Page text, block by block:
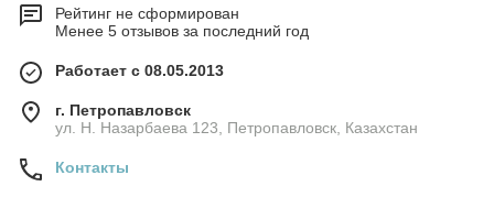
Рейтинг не сформирован
Менее 5 отзывов за последний год
Работает с 08.05.2013
г. Петропавловск
ул. Н. Назарбаева 123, Петропавловск, Казахстан
Контакты